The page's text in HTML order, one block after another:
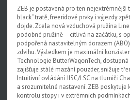
Nářadí, hustilky
Náhradní díly k vidlicím
Náhradní díly k tlumičům
Náhradní díly k sedlovkám
Pevné osy
Blatníky
ZEB je postavená pro ten nejextrémnější
black“ tratě, freeridové prvky i výjezdy
dojde. Zcela nová vzduchová pružina
podobné pružině – citlivá na začátku, s
podpořená nastavitelným dorazem
zdvihu. Výsledkem je maximální
Technologie ButterWagonTech,
zajišťuje stálé mazání pouzder, snižuje
Intuitivní ovládání HSC/LSC na tlumiči
a srozumitelné nastavení. ZEB
kontrolu stopy i v extrémních